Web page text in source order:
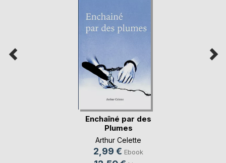
Enchaîné par des
Plumes
Arthur Celette
2,99 € Ebook